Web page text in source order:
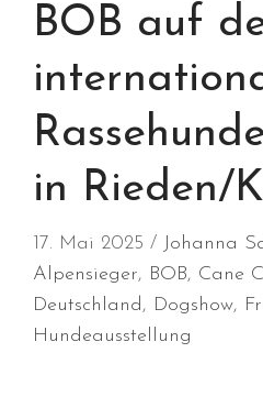
BOB auf
in Rieden/
17. Mai 2025 Johanna
Alpensieger, BOB, Cane
Deutschland, Dogshow,
Hundeausstellung